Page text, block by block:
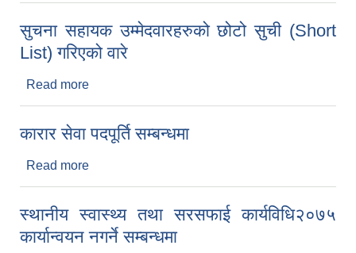
सुचना सहायक उम्मेदवारहरुको छोटो सुची (Short
List) गरिएको वारे
Read more
कारार सेवा पदपूर्ति सम्बन्धमा
Read more
स्थानीय स्वास्थ्य तथा सरसफाई कार्यविधि२०७५
कार्यान्वयन नगर्ने सम्बन्धमा